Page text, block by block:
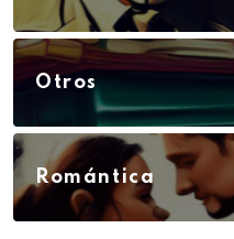
Otros
Romántica